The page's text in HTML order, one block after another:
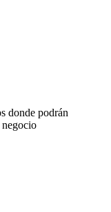
donde podrán
negocio